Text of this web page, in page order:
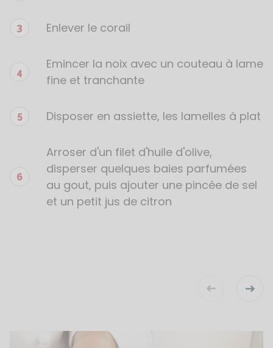
Enlever le corail
Emincer la noix avec un couteau à lame
fine et tranchante
Disposer en assiette, les lamelles à plat
Arroser d'un filet d'huile d'olive,
disperser quelques baies parfumées
au gout, puis ajouter une pincée de sel
et un petit jus de citron
précédent pour slider conseils pratique